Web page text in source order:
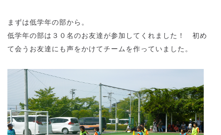
まずは低学年の部から。
低学年の部は３０名のお友達が参加してくれました！ 初め
て会うお友達にも声をかけてチームを作っていました。